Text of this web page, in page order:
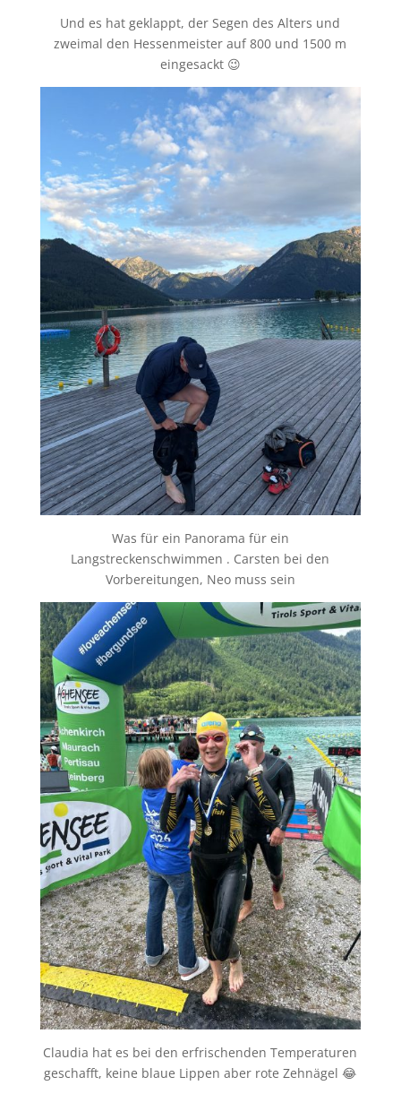
Und es hat geklappt, der Segen des Alters und
zweimal den Hessenmeister auf 800 und 1500 m
eingesackt 😉
Was für ein Panorama für ein
Langstreckenschwimmen . Carsten bei den
Vorbereitungen, Neo muss sein
Claudia hat es bei den erfrischenden Temperaturen
geschafft, keine blaue Lippen aber rote Zehnägel 😂